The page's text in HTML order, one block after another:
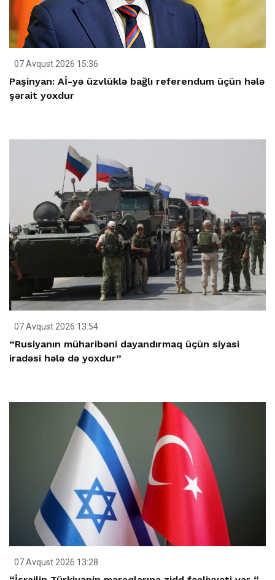
07 Avqust 2026 15:36
Paşinyan: Aİ-yə üzvlüklə bağlı referendum üçün hələ
şərait yoxdur
07 Avqust 2026 13:54
“Rusiyanın müharibəni dayandırmaq üçün siyasi
iradəsi hələ də yoxdur”
07 Avqust 2026 13:28